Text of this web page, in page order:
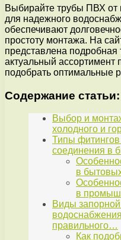
Выбирайте трубы ПВХ от
для надежного
обеспечивают
простоту монтажа. На
представлена подробная
актуальный ассортимент
подобрать оптимальные
Содержание статьи:
Выбор и
холодного и
Типы
соединения в
в
в
Виды
правильного…
Как